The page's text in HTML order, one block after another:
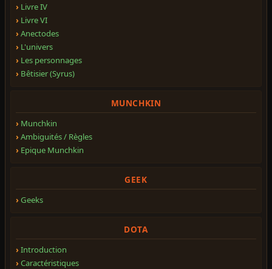
Livre IV
Livre VI
Anectodes
L'univers
Les personnages
Bêtisier (Syrus)
MUNCHKIN
Munchkin
Ambiguités / Règles
Epique Munchkin
GEEK
Geeks
DOTA
Introduction
Caractéristiques